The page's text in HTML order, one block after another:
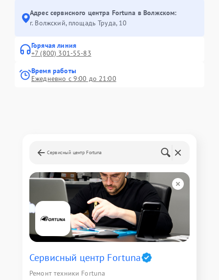
Адрес сервисного центра Fortuna в Волжском:
г. Волжский, площадь Труда, 10
Горячая линия
+7 (800) 301-55-83
Время работы
Ежедневно с 9:00 до 21:00
Сервисный центр Fortuna
Сервисный центр Fortuna
Ремонт техники Fortuna